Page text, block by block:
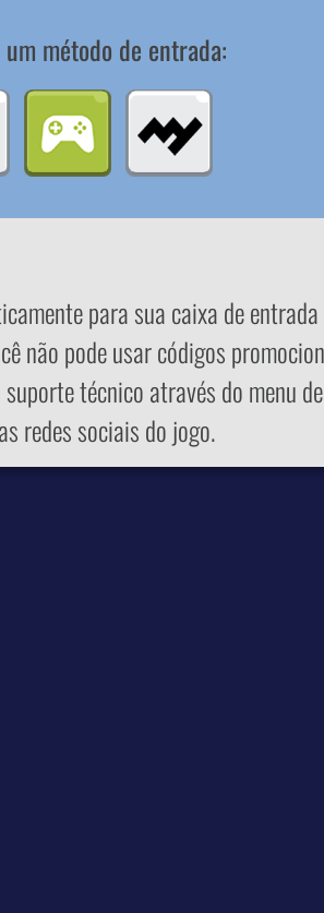
método de entrada:
para sua caixa de
não pode usar códigos
técnico através do menu
redes sociais do jogo.